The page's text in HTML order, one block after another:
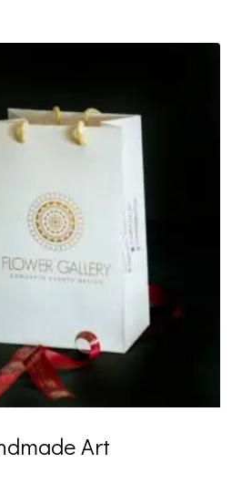
Art